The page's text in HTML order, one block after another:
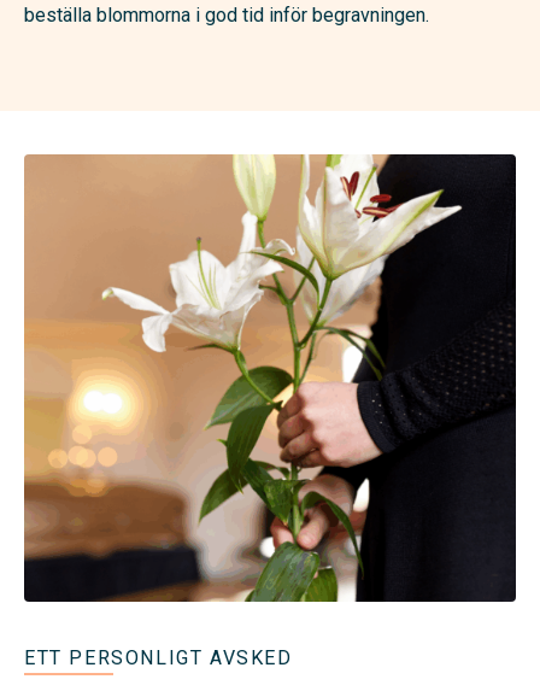
beställa blommorna i god tid inför begravningen.
ETT PERSONLIGT AVSKED